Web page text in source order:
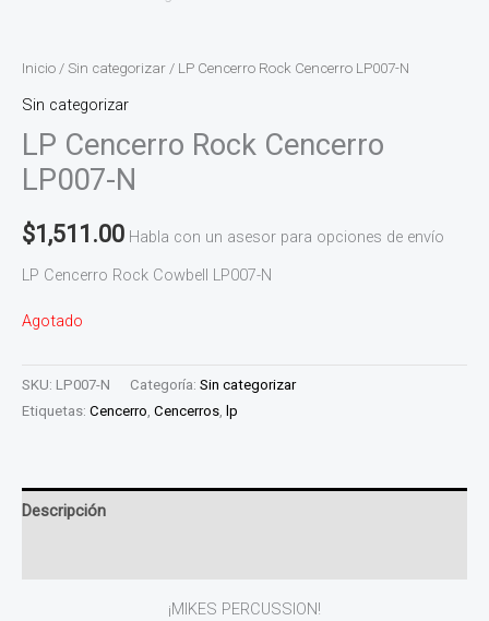
Inicio / Sin categorizar / LP Cencerro Rock Cencerro LP007-N
Sin categorizar
LP Cencerro Rock Cencerro
LP007-N
$1,511.00 Habla con un asesor para opciones de envío
LP Cencerro Rock Cowbell LP007-N
Agotado
SKU: LP007-N Categoría: Sin categorizar
Etiquetas: Cencerro, Cencerros, lp
Descripción
¡MIKES PERCUSSION!